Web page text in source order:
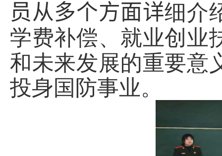
员 从多个方面详细介
学费补偿、就业创业
和未来发展的重要意
投身国防事业。